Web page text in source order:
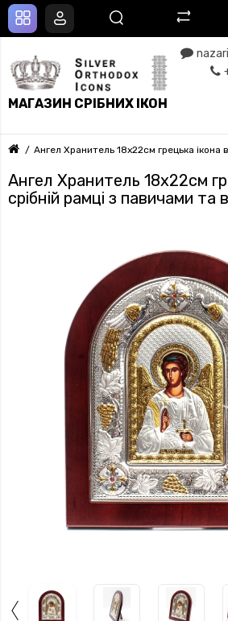
МАГАЗИН СРІБНИХ ІКОН
Ангел Хранитель 18x22см грецька ікона
Ангел Хранитель 18x22см
срібній рамці з павичами та